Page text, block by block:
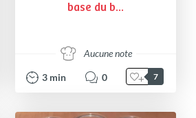
base du b...
Aucune note
3 min 0 7